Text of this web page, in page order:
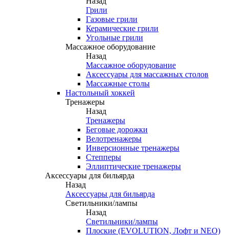
Грили
Газовые грили
Керамические грили
Угольные грили
Массажное оборудование
Назад
Массажное оборудование
Аксессуары для массажных столов
Массажные столы
Настольный хоккей
Тренажеры
Назад
Тренажеры
Беговые дорожки
Велотренажеры
Инверсионные тренажеры
Степперы
Эллиптические тренажеры
Аксессуары для бильярда
Назад
Аксессуары для бильярда
Светильники/лампы
Назад
Светильники/лампы
Плоские (EVOLUTION, Лофт и NEO)